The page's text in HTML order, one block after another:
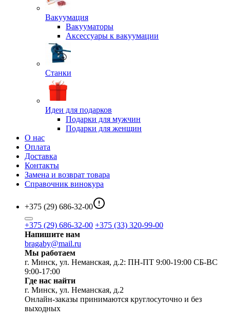
Вакуумация
Вакууматоры
Аксессуары к вакуумации
Станки
Идеи для подарков
Подарки для мужчин
Подарки для женщин
О нас
Оплата
Доставка
Контакты
Замена и возврат товара
Справочник винокура
+375 (29) 686-32-00
+375 (29) 686-32-00 +375 (33) 320-99-00
Напишите нам
bragaby@mail.ru
Мы работаем
г. Минск, ул. Неманская, д.2: ПН-ПТ 9:00-19:00 СБ-ВС
9:00-17:00
Где нас найти
г. Минск, ул. Неманская, д.2
Онлайн-заказы принимаются круглосуточно и без
выходных